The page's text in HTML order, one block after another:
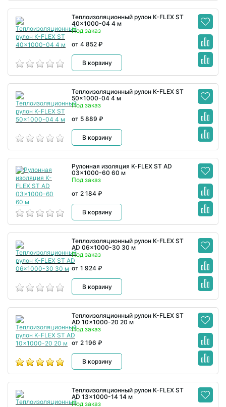
Теплоизоляционный рулон K-FLEX ST
40x1000-04 4 м
Под заказ
от 4 852 ₽
В корзину
Теплоизоляционный рулон K-FLEX ST
50x1000-04 4 м
Под заказ
от 5 889 ₽
В корзину
Рулонная изоляция K-FLEX ST AD
03x1000-60 60 м
Под заказ
от 2 184 ₽
В корзину
Теплоизоляционный рулон K-FLEX ST
AD 06x1000-30 30 м
Под заказ
от 1 924 ₽
В корзину
Теплоизоляционный рулон K-FLEX ST
AD 10x1000-20 20 м
Под заказ
от 2 196 ₽
В корзину
Теплоизоляционный рулон K-FLEX ST
AD 13x1000-14 14 м
Под заказ